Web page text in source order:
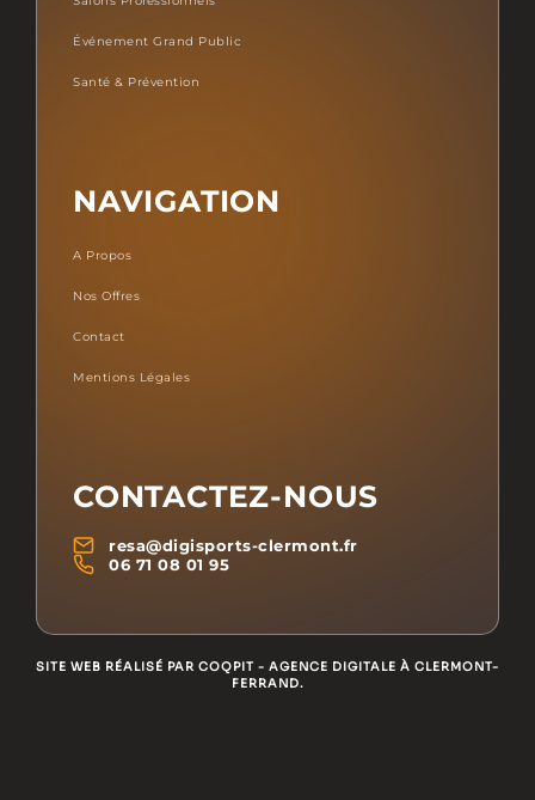
Événement Grand Public
Santé & Prévention
NAVIGATION
A Propos
Nos Offres
Contact
Mentions Légales
CONTACTEZ-NOUS
resa@digisports-clermont.fr
06 71 08 01 95
SITE WEB RÉALISÉ PAR COQPIT - AGENCE DIGITALE À CLERMONT-
FERRAND.